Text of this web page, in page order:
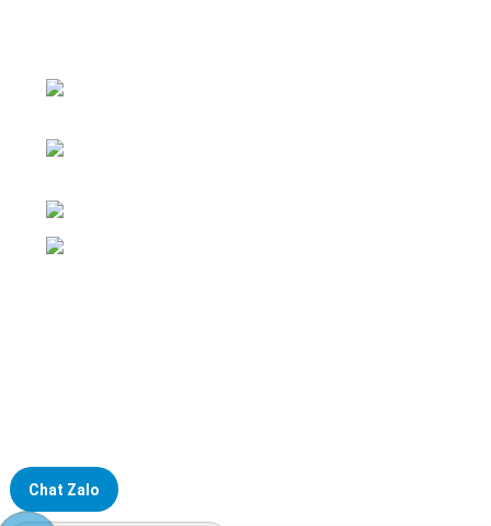
Chat Zalo